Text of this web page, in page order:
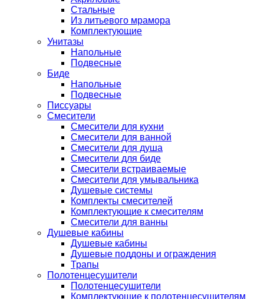
Стальные
Из литьевого мрамора
Комплектующие
Унитазы
Напольные
Подвесные
Биде
Напольные
Подвесные
Писсуары
Смесители
Смесители для кухни
Смесители для ванной
Смесители для душа
Смесители для биде
Смесители встраиваемые
Смесители для умывальника
Душевые системы
Комплекты смесителей
Комплектующие к смесителям
Смесители для ванны
Душевые кабины
Душевые кабины
Душевые поддоны и ограждения
Трапы
Полотенцесушители
Полотенцесушители
Комплектующие к полотенцесушителям